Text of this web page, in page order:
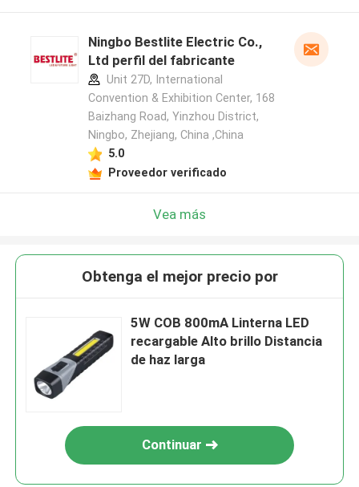
Ningbo Bestlite Electric Co.,
Ltd perfil del fabricante
Unit 27D, International
Convention & Exhibition Center, 168
Baizhang Road, Yinzhou District,
Ningbo, Zhejiang, China ,China
5.0
Proveedor verificado
Vea más
Obtenga el mejor precio por
5W COB 800mA Linterna LED
recargable Alto brillo Distancia
de haz larga
Continuar